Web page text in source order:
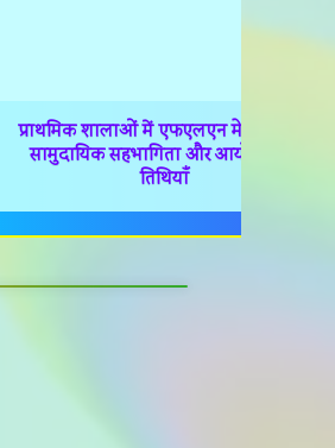
प्राथमिक शालाओं में एफएलएन मेला 2025 :
सामुदायिक सहभागिता और आयोजन की
तिथियाँ